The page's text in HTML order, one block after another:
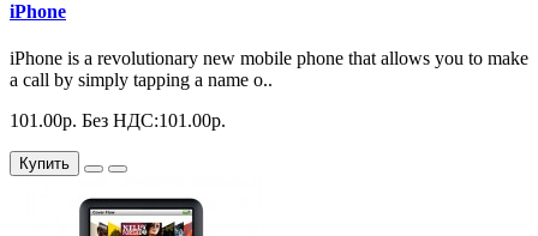
iPhone
iPhone is a revolutionary new mobile phone that allows you to make
a call by simply tapping a name o..
101.00р. Без НДС:101.00р.
Купить